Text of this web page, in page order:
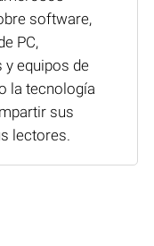
software,
PC,
equipos de
la tecnología
sus
lectores.